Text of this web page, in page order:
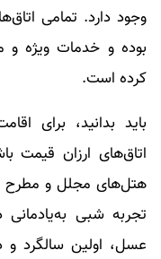
وجود دارد. تمامی
بوده و خدمات ویژه و
کرده است.
باید بدانید، برای
اتاق‌های ارزان قیمت
هتل‌های مجلل و مطرح
تجربه شبی به‌یادمانی
عسل، اولین سالگرد و